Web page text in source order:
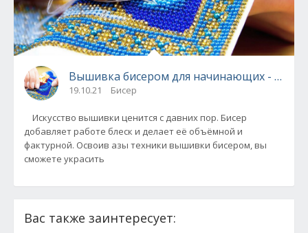
Вышивка бисером для начинающих -
19.10.21 Бисер
Искусство вышивки ценится с давних пор. Бисер
добавляет работе блеск и делает её объёмной и
фактурной. Освоив азы техники вышивки бисером, вы
сможете украсить
Вас также заинтересует: